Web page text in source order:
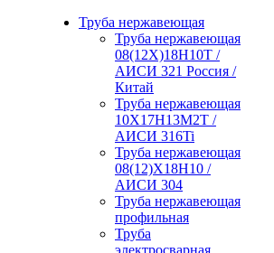
Труба нержавеющая
Труба нержавеющая
08(12Х)18Н10Т /
АИСИ 321 Россия /
Китай
Труба нержавеющая
10Х17Н13М2Т /
АИСИ 316Ti
Труба нержавеющая
08(12)Х18Н10 /
АИСИ 304
Труба нержавеющая
профильная
Труба
электросварная